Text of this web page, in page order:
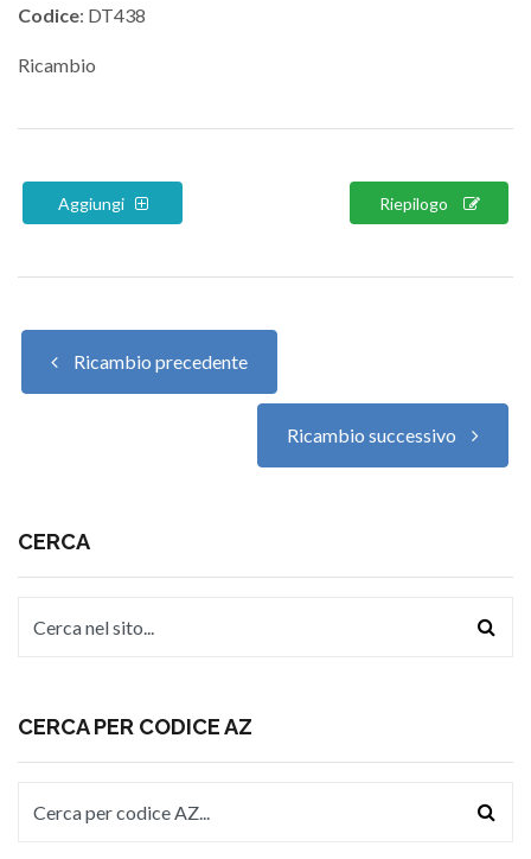
Codice: DT438
Ricambio
Aggiungi Riepilogo
Ricambio precedente
Ricambio successivo
CERCA
CERCA PER CODICE AZ